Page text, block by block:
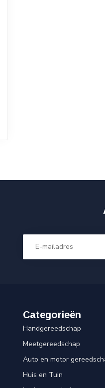
Categorieën
Handgereedschap
Meetgereedschap
Auto en motor
Huis en Tuin